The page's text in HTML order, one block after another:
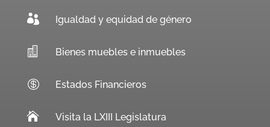
 Igualdad y equidad de género
 Bienes muebles e inmuebles
 Estados Financieros
 Visita la LXIII Legislatura